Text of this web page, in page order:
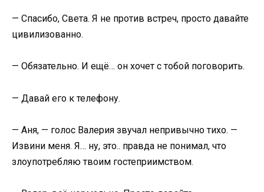
— Спасибо, Света. Я не против встреч, просто давайте
цивилизованно.
— Обязательно. И ещё… он хочет с тобой поговорить.
— Давай его к телефону.
— Аня, — голос Валерия звучал непривычно тихо. —
Извини меня. Я… ну, это.. правда не понимал, что
злоупотребляю твоим гостеприимством.